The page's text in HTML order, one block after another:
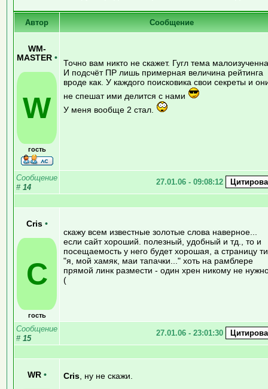
Автор Сообщение
WM-
MASTER •
W
гость
Точно вам никто не скажет. Гугл тема
И подсчёт ПР лишь примерная величина рейтинга
вроде как. У каждого поисковика свои секреты и
не спешат ими делится с нами
У меня вообще 2 стал.
Сообщение
# 14
27.01.06 - 09:08:12
Cris •
C
гость
скажу всем известные золотые слова наверное...
если сайт хороший. полезный, удобный и тд., то и
посещаемость у него будет хорошая, а страницу
"я, мой хамяк, маи тапачки..." хоть на рамблере
прямой линк размести - один хрен никому не
(
Сообщение
# 15
27.01.06 - 23:01:30
WR • Cris , ну не скажи.